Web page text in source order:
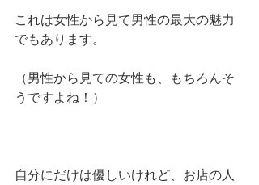
これは女性から見て男性の最大の魅力
でもあります。
（男性から見ての女性も、もちろんそ
うですよね！）
自分にだけは優しいけれど、お店の人